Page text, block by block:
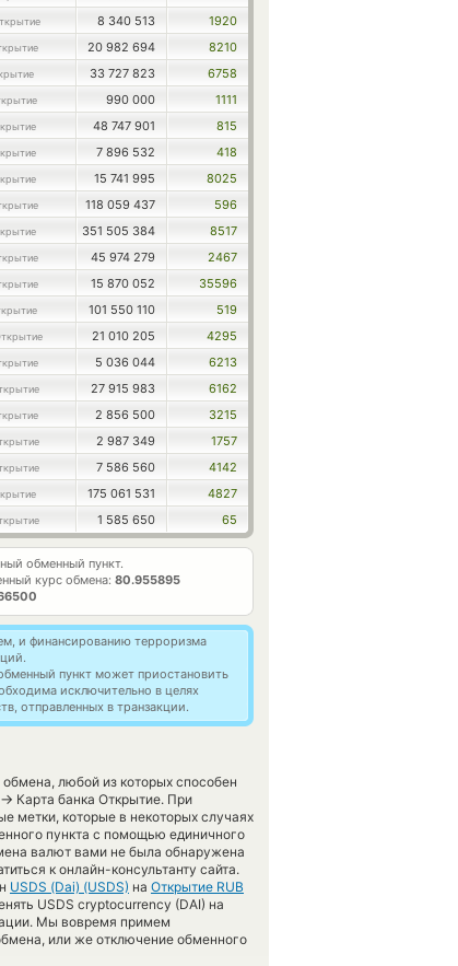
8 340 513
1920
20 982 694
8210
33 727 823
6758
990 000
1111
48 747 901
815
7 896 532
418
15 741 995
8025
118 059 437
596
351 505 384
8517
45 974 279
2467
15 870 052
35596
101 550 110
519
21 010 205
4295
5 036 044
6213
27 915 983
6162
2 856 500
3215
2 987 349
1757
7 586 560
4142
175 061 531
4827
1 585 650 65
обменный пункт.
курс обмена: 80.955895
и финансированию терроризма
пункт может приостановить
исключительно в целях
отправленных в транзакции.
любой из которых способен
→ Карта банка Открытие. При
метки, которые в некоторых случаях
пункта с помощью единичного
валют вами не была обнаружена
к онлайн-консультанту сайта.
USDS (Dai) (USDS) на Открытие RUB
USDS cryptocurrency (DAI) на
Мы вовремя примем
или же отключение обменного